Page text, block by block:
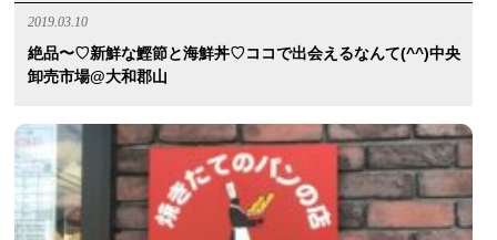
2019.03.10
絶品〜♡新鮮な鰹節と海鮮丼♡ココで出会えるなんて(^^)中央
卸売市場@大和郡山